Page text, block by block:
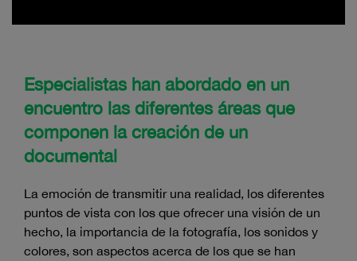
Especialistas han abordado en un
encuentro las diferentes áreas que
componen la creación de un
documental
La emoción de transmitir una realidad, los diferentes
puntos de vista con los que ofrecer una visión de un
hecho, la importancia de la fotografía, los sonidos y
colores, son aspectos acerca de los que se han